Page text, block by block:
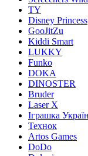
TY
Disney Princess
GooJitZu
Kiddi Smart
LUKKY
Funko
DOKA
DINOSTER
Bruder
Laser X
Іграшка
Технок
Artos Games
DoDo